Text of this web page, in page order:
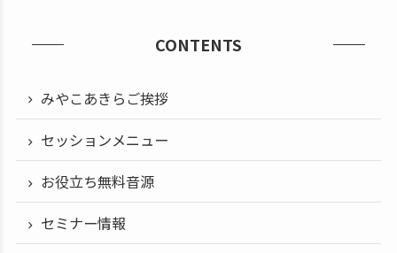
CONTENTS
みやこあきらご挨拶
セッションメニュー
お役立ち無料音源
セミナー情報